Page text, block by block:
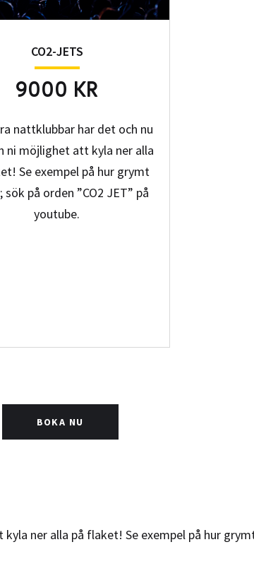
CO2-JETS
9000 KR
nattklubbar har det och nu
ni möjlighet att kyla ner alla
Se exempel på hur grymt
sök på orden ”CO2 JET” på
youtube.
BOKA NU
ner alla på flaket! Se exempel på hur grymt